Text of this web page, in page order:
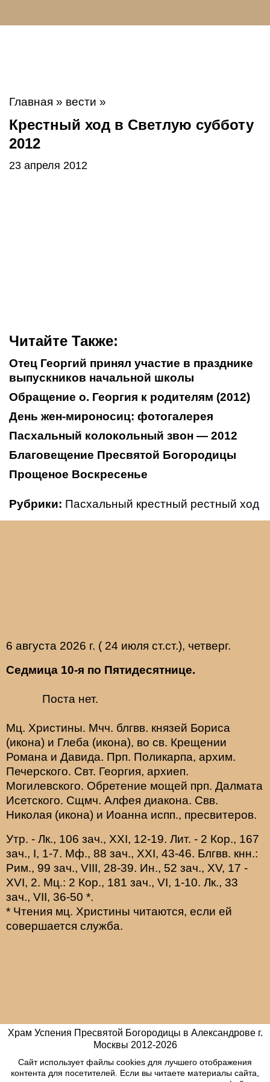
Главная » вести »
Крестный ход в Светлую субботу
2012
23 апреля 2012
Читайте Также:
Отец Георгий принял участие в празднике
выпускников начальной школы
Обращение о. Георгия к родителям (2012)
День жен-мироносиц: фотогалерея
Пасхальный колокольный звон — 2012
Благовещение Пресвятой Богородицы
Прощеное Воскресенье
Рубрики: Пасхальный крестный рестный ход
6 августа 2026 г. ( 24 июля ст.ст.), четверг.
Седмица 10-я по Пятидесятнице.
Поста нет.
Мц. Христины. Мчч. блгвв. князей Бориса
(икона) и Глеба (икона), во св. Крещении
Романа и Давида. Прп. Поликарпа, архим.
Печерского. Свт. Георгия, архиеп.
Могилевского. Обретение мощей прп. Далмата
Исетского. Сщмч. Алфея диакона. Свв.
Николая (икона) и Иоанна испп., пресвитеров.
Утр. - Лк., 106 зач., XXI, 12-19. Лит. - 2 Кор., 167
зач., I, 1-7. Мф., 88 зач., XXI, 43-46. Блгвв. кнн.:
Рим., 99 зач., VIII, 28-39. Ин., 52 зач., XV, 17 -
XVI, 2. Мц.: 2 Кор., 181 зач., VI, 1-10. Лк., 33
зач., VII, 36-50 *.
* Чтения мц. Христины читаются, если ей
совершается служба.
Храм Успения Пресвятой Богородицы в Александрове г.
Москвы 2012-2026
Сайт использует файлы cookies для лучшего отображения
контента для посетителей. Если вы читаете материалы сайта,